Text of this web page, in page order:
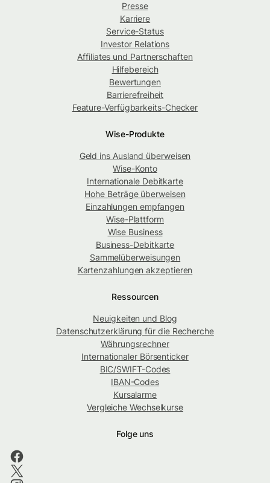
Presse
Karriere
Service-Status
Investor Relations
Affiliates und Partnerschaften
Hilfebereich
Bewertungen
Barrierefreiheit
Feature-Verfügbarkeits-Checker
Wise-Produkte
Geld ins Ausland überweisen
Wise-Konto
Internationale Debitkarte
Hohe Beträge überweisen
Einzahlungen empfangen
Wise-Plattform
Wise Business
Business-Debitkarte
Sammelüberweisungen
Kartenzahlungen akzeptieren
Ressourcen
Neuigkeiten und Blog
Datenschutzerklärung für die Recherche
Währungsrechner
Internationaler Börsenticker
BIC/SWIFT-Codes
IBAN-Codes
Kursalarme
Vergleiche Wechselkurse
Folge uns